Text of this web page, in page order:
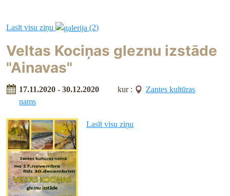
Lasīt visu ziņu (2)
Veltas Kociņas gleznu izstāde
"Ainavas"
17.11.2020 - 30.12.2020 kur :
Zantes kultūras
nams
Lasīt visu ziņu